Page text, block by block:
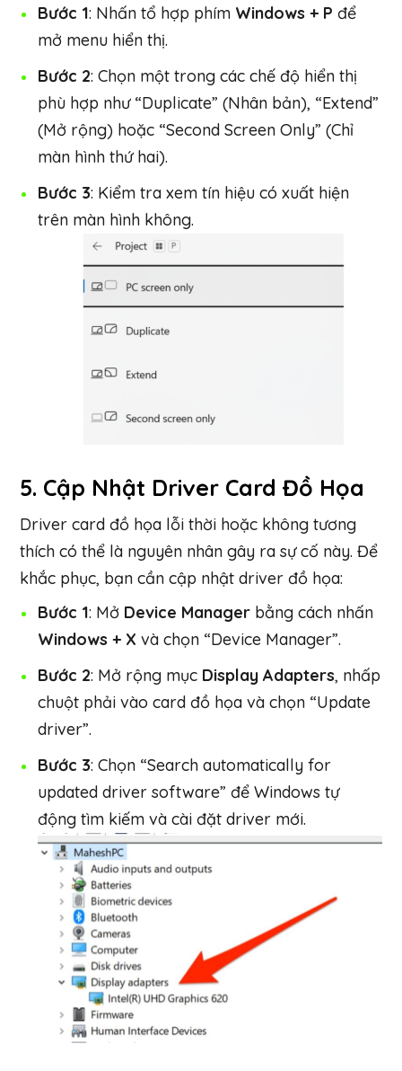
Bước 1: Nhấn tổ hợp phím Windows + P để
mở menu hiển thị.
Bước 2: Chọn một trong các chế độ hiển thị
phù hợp như “Duplicate” (Nhân bản), “Extend”
(Mở rộng) hoặc “Second Screen Only” (Chỉ
màn hình thứ hai).
Bước 3: Kiểm tra xem tín hiệu có xuất hiện
trên màn hình không.
5. Cập Nhật Driver Card Đồ Họa
Driver card đồ họa lỗi thời hoặc không tương
thích có thể là nguyên nhân gây ra sự cố này. Để
khắc phục, bạn cần cập nhật driver đồ họa:
Bước 1: Mở Device Manager bằng cách nhấn
Windows + X và chọn “Device Manager”.
Bước 2: Mở rộng mục Display Adapters, nhấp
chuột phải vào card đồ họa và chọn “Update
driver”.
Bước 3: Chọn “Search automatically for
updated driver software” để Windows tự
động tìm kiếm và cài đặt driver mới.